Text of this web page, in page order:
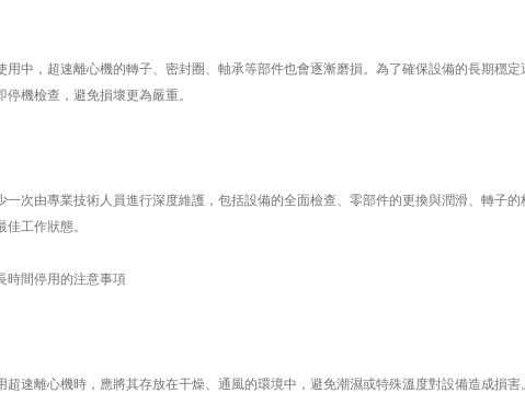
，超速離心機的轉子、密封圈、軸承等部件也會逐漸磨損。為了確保設備的長期穩定
停機檢查，避免損壞更為嚴重。
由專業技術人員進行深度維護，包括設備的全面檢查、零部件的更換與潤滑、轉子的
工作狀態。
間停用的注意事項
離心機時，應將其存放在干燥、通風的環境中，避免潮濕或特殊溫度對設備造成損害